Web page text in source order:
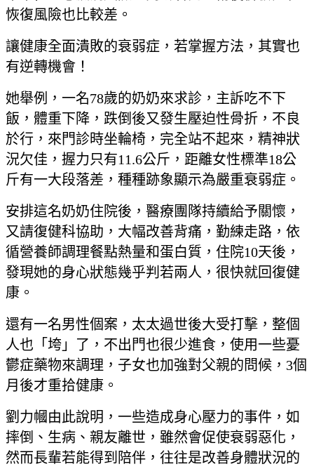
恢復風險也比較差。
讓健康全面潰敗的衰弱症，若掌握方法，其實也
有逆轉機會！
她舉例，一名78歲的奶奶來求診，主訴吃不下
飯，體重下降，跌倒後又發生壓迫性骨折，不良
於行，來門診時坐輪椅，完全站不起來，精神狀
況欠佳，握力只有11.6公斤，距離女性標準18公
斤有一大段落差，種種跡象顯示為嚴重衰弱症。
安排這名奶奶住院後，醫療團隊持續給予關懷，
又請復健科協助，大幅改善背痛，勤練走路，依
循營養師調理餐點熱量和蛋白質，住院10天後，
發現她的身心狀態幾乎判若兩人，很快就回復健
康。
還有一名男性個案，太太過世後大受打擊，整個
人也「垮」了，不出門也很少進食，使用一些憂
鬱症藥物來調理，子女也加強對父親的問候，3個
月後才重拾健康。
劉力幗由此說明，一些造成身心壓力的事件，如
摔倒、生病、親友離世，雖然會促使衰弱惡化，
然而長輩若能得到陪伴，往往是改善身體狀況的